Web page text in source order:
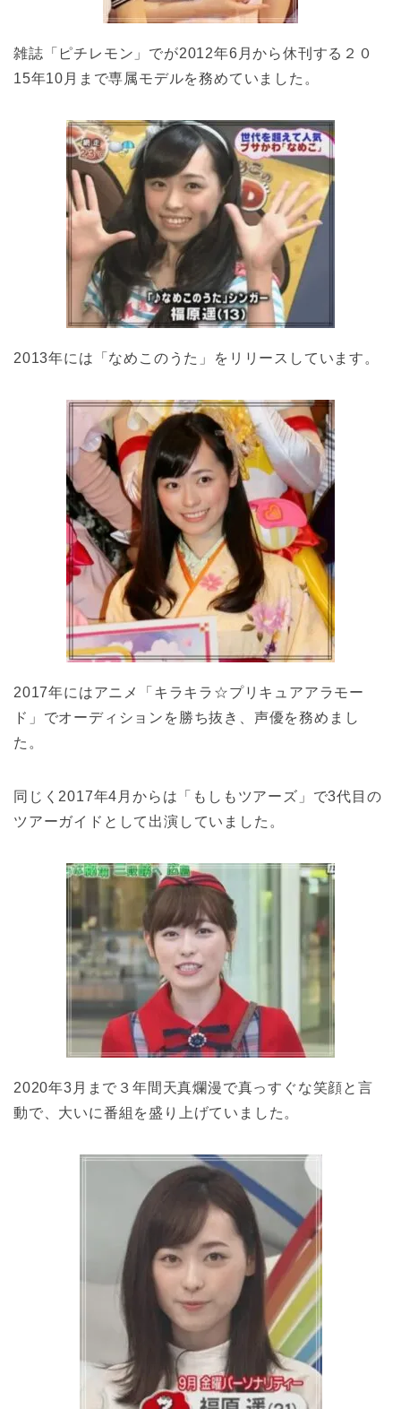
雑誌「ピチレモン」でが2012年6月から休刊する２０
15年10月まで専属モデルを務めていました。
2013年には「なめこのうた」をリリースしています。
2017年にはアニメ「キラキラ☆プリキュアアラモー
ド」でオーディションを勝ち抜き、声優を務めまし
た。
同じく2017年4月からは「もしもツアーズ」で3代目の
ツアーガイドとして出演していました。
2020年3月まで３年間天真爛漫で真っすぐな笑顔と言
動で、大いに番組を盛り上げていました。